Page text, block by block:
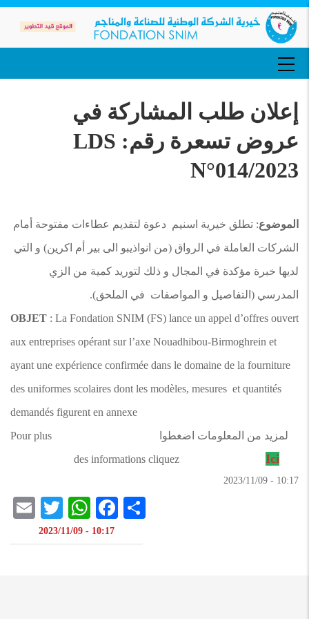
تجاوز
إلى
المحتوى
الرئيسيMAIN
NAVIGATION
إعلان طلب المشاركة في
عروض تسعرة رقم: LDS
N°014/2023
الموضوع: تطلق خيرية اسنيم دعوة لتقديم عطاءات مفتوحة أمام
الشركات العاملة في الرواق (من انواذيبو الى بير أم اكرين) و التي
لديها خبرة مؤكدة في المجال و ذلك لتوريد كمية من الزي
المدرسي (التفاصيل و المواصفات في الملحق).
OBJET : La Fondation SNIM (FS) lance un appel d’offres ouvert
aux entreprises opérant sur l’axe Nouadhibou-Birmoghrein et
ayant une expérience confirmée dans le domaine de la fourniture
des uniformes scolaires dont les modèles, mesures et quantités
demandés figurent en annexe
لمزيد من المعلومات اضغطوا Pour plus
des informations cliquez
Ici
Share
Facebook
10:17 - 2023/11/09
10:17 - 2023/11/09